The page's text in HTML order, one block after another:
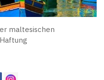
maltesischen